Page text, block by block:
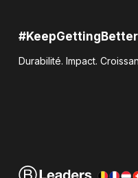
#KeepGettingBetter
Durabilité. Impact.